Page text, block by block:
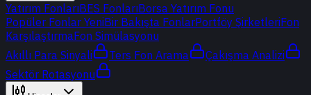
Yatırım FonlarıBES FonlarıBorsa Yatırım Fonu
Popüler Fonlar YeniBir Bakışta FonlarPortföy ŞirketleriFon
KarşılaştırmaFon Simülasyonu
Akıllı Para Sinyali
Ters Fon Arama
Çakışma Analizi
Sektör Rotasyonu